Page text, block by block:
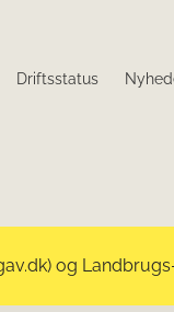
Driftsstatus
og